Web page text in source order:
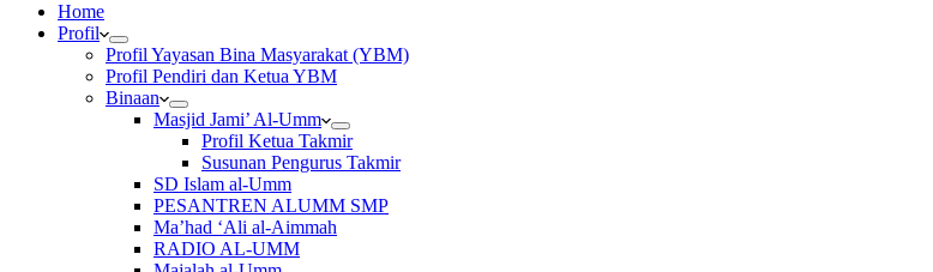
Home
Profil
Profil Yayasan Bina Masyarakat (YBM)
Profil Pendiri dan Ketua YBM
Binaan
Masjid Jami’ Al-Umm
Profil Ketua Takmir
Susunan Pengurus Takmir
SD Islam al-Umm
PESANTREN ALUMM SMP
Ma’had ‘Ali al-Aimmah
RADIO AL-UMM